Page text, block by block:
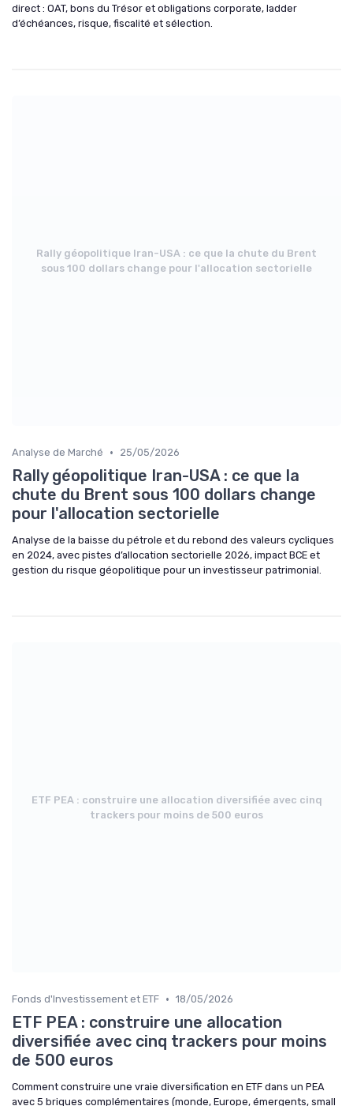
direct : OAT, bons du Trésor et obligations corporate, ladder
d’échéances, risque, fiscalité et sélection.
Rally géopolitique Iran-USA : ce que la chute du Brent
sous 100 dollars change pour l'allocation sectorielle
Analyse de Marché • 25/05/2026
Rally géopolitique Iran-USA : ce que la
chute du Brent sous 100 dollars change
pour l'allocation sectorielle
Analyse de la baisse du pétrole et du rebond des valeurs cycliques
en 2024, avec pistes d’allocation sectorielle 2026, impact BCE et
gestion du risque géopolitique pour un investisseur patrimonial.
ETF PEA : construire une allocation diversifiée avec cinq
trackers pour moins de 500 euros
Fonds d'Investissement et ETF • 18/05/2026
ETF PEA : construire une allocation
diversifiée avec cinq trackers pour moins
de 500 euros
Comment construire une vraie diversification en ETF dans un PEA
avec 5 briques complémentaires (monde, Europe, émergents, small